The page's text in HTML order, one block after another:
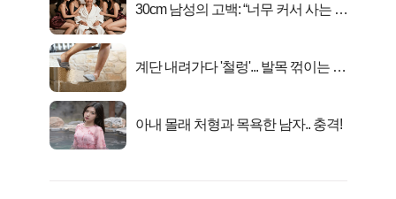
30cm 남성의 고백: “너무 커서 사는 게
계단 내려가다 '철렁'... 발목 꺾이는 이
아내 몰래 처형과 목욕한 남자.. 충격!